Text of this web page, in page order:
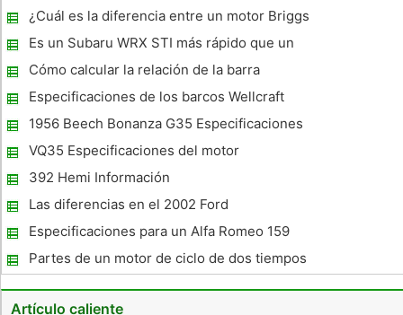
¿Cuál es la diferencia entre un motor Briggs
& Stratton 450 Series Engine y un motor de
la serie 500?
Es un Subaru WRX STI más rápido que un
Ford Taurus
Cómo calcular la relación de la barra
Especificaciones de los barcos Wellcraft
1956 Beech Bonanza G35 Especificaciones
VQ35 Especificaciones del motor
392 Hemi Información
Las diferencias en el 2002 Ford
Thunderbird Premium y Deluxe
Especificaciones para un Alfa Romeo 159
Partes de un motor de ciclo de dos tiempos
Artículo caliente